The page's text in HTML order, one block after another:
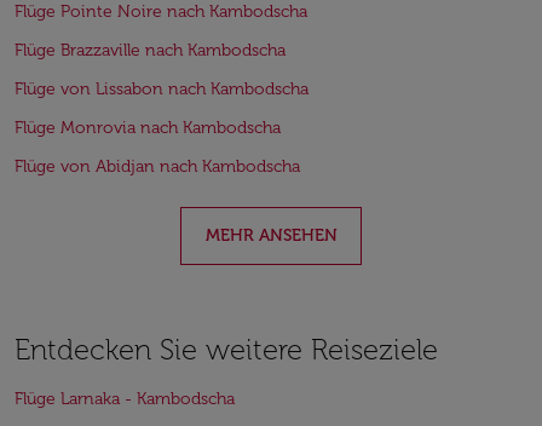
Flüge Pointe Noire nach Kambodscha
Flüge Brazzaville nach Kambodscha
Flüge von Lissabon nach Kambodscha
Flüge Monrovia nach Kambodscha
Flüge von Abidjan nach Kambodscha
MEHR ANSEHEN
Entdecken Sie weitere Reiseziele
Flüge Larnaka - Kambodscha